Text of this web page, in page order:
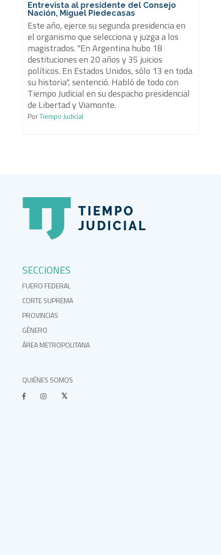
Entrevista al presidente del Consejo
Nación, Miguel Piedecasas
Este año, ejerce su segunda presidencia en
el organismo que selecciona y juzga a los
magistrados. "En Argentina hubo 18
destituciones en 20 años y 35 juicios
políticos. En Estados Unidos, sólo 13 en toda
su historia", sentenció. Habló de todo con
Tiempo Judicial en su despacho presidencial
de Libertad y Viamonte.
PorTiempo Judicial
SECCIONES
FUERO FEDERAL
CORTE SUPREMA
PROVINCIAS
GÉNERO
ÁREA METROPOLITANA
QUIÉNES SOMOS